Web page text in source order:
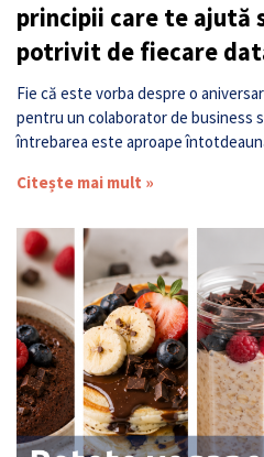
principii care te ajută
potrivit de fiecare
Fie că este vorba despre o
pentru un colaborator de business
întrebarea este aproape
Citește mai mult »